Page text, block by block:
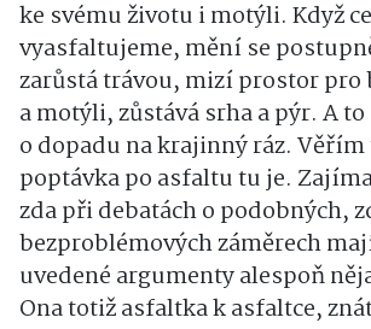
ke svému životu i motýli. Když
vyasfaltujeme, mění se
zarůstá trávou, mizí prostor pro
a motýli, zůstává srha a pýr. A
o dopadu na krajinný ráz. Věřím
poptávka po asfaltu tu je.
zda při debatách o podobných,
bezproblémových záměrech
uvedené argumenty alespoň
Ona totiž asfaltka k asfaltce,